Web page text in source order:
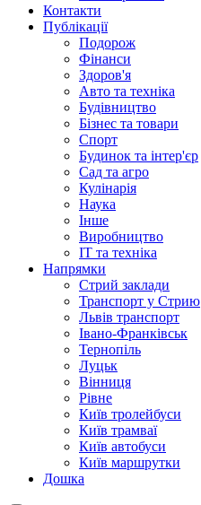
Контакти
Публікації
Подорож
Фінанси
Здоров'я
Авто та техніка
Будівництво
Бізнес та товари
Спорт
Будинок та інтер'єр
Сад та агро
Кулінарія
Наука
Інше
Виробництво
IT та техніка
Напрямки
Стрий заклади
Транспорт у Стрию
Львів транспорт
Івано-Франківськ
Тернопіль
Луцьк
Вінниця
Рівне
Київ тролейбуси
Київ трамваї
Київ автобуси
Київ маршрутки
Дошка